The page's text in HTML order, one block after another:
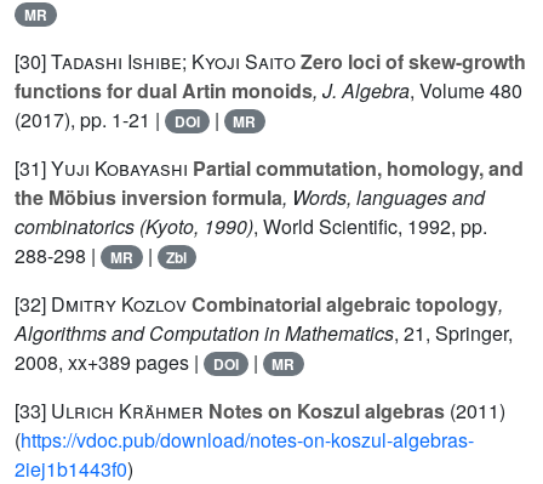
MR
[30]Tadashi Ishibe; Kyoji SaitoZero loci of skew-growth
functions for dual Artin monoids, J. Algebra, Volume 480
(2017), pp. 1-21 |
DOI | MR
[31]Yuji Kobayashi Partial commutation, homology, and
the Möbius inversion formula, Words, languages and
combinatorics (Kyoto, 1990), World Scientific, 1992, pp.
288-298 |
MR | Zbl
[32] Dmitry KozlovCombinatorial algebraic topology,
Algorithms and Computation in Mathematics, 21, Springer,
2008, xx+389 pages |
DOI | MR
[33] Ulrich Krähmer Notes on Koszul algebras (2011)
(https://vdoc.pub/download/notes-on-koszul-algebras-
2iej1b1443f0)